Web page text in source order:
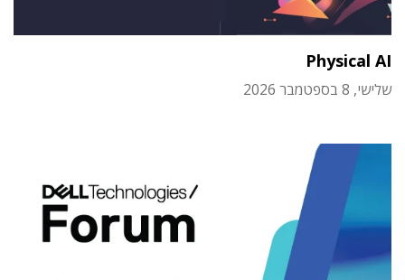
Physical AI
שלישי, 8 בספטמבר 2026